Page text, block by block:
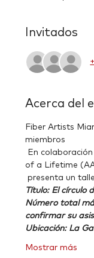
Invitados
Acerca del
Fiber Artists
miembros
of a Lifetime
presenta un
Título: El círculo
Número total
confirmar su
Ubicación: La
Mostrar más